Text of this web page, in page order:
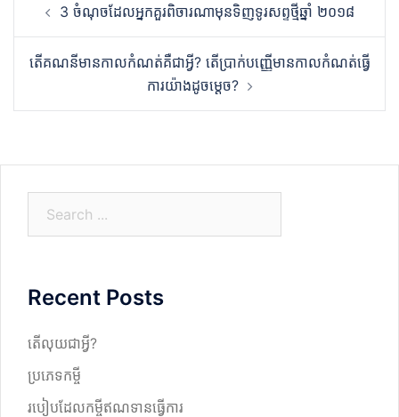
navigation
3 ចំណុចដែលអ្នកគួរពិចារណាមុនទិញទូរសព្ទថ្មីឆ្នាំ ២០១៨
តើគណនីមានកាលកំណត់គឺជាអ្វី? តើប្រាក់បញ្ញើមានកាលកំណត់ធ្វើ
ការយ៉ាងដូចម្តេច?
c
Recent Posts
តើលុយជាអ្វី?
ប្រភេទកម្ចី
របៀបដែលកម្ចីឥណទានធ្វើការ